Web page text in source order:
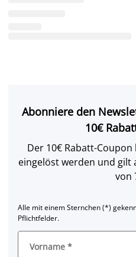
Abonniere den
10€
Der 10€ Rabatt-
eingelöst werden und gilt
von
Alle mit einem Sternchen (*)
Pflichtfelder.
Vorname *